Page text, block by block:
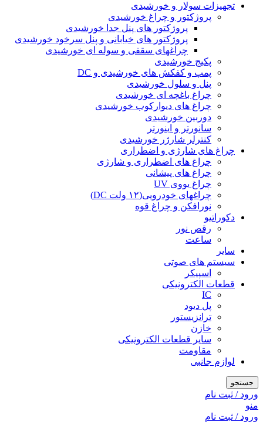
تجهیزات سولار و خورشیدی
پروژکتور و چراغ خورشیدی
پروژکتور های پنل جدا خورشیدی
پروژکتور های خیابانی و پنل سرخود خورشیدی
چراغهای سقفی و سوله ای خورشیدی
پکیج خورشیدی
پمپ و کفکش های خورشیدی و DC
پنل و سلول خورشیدی
چراغ باغچه ای خورشیدی
چراغ های دیوارکوب خورشیدی
دوربین خورشیدی
سانورتر و اینورتر
کنترلر شارژر خورشیدی
چراغ های شارژی و اضطراری
چراغ های اضطراری و شارژی
چراغ های پیشانی
چراغ یووی UV
چراغهای خودرویی(۱۲ ولت DC)
نورافکن و چراغ قوه
دکوراتیو
رقص نور
ساعت
سایر
سیستم های صوتی
اسپیکر
قطعات الکترونیکی
IC
پل دیود
ترانزیستور
خازن
سایر قطعات الکترونیکی
مقاومت
لوازم جانبی
جستجو
ورود / ثبت نام
منو
ورود / ثبت نام